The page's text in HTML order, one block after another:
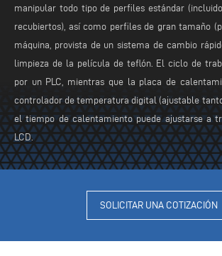
manipular todo tipo de perfiles estándar
recubiertos), así como perfiles de gran tamaño
máquina, provista de un sistema de cambio
limpieza de la película de teflón. El ciclo de
por un PLC, mientras que la placa de
controlador de temperatura digital (ajustable tanto
el tiempo de calentamiento puede ajustarse a
LCD.
SOLICITAR UNA COTIZACIÓN